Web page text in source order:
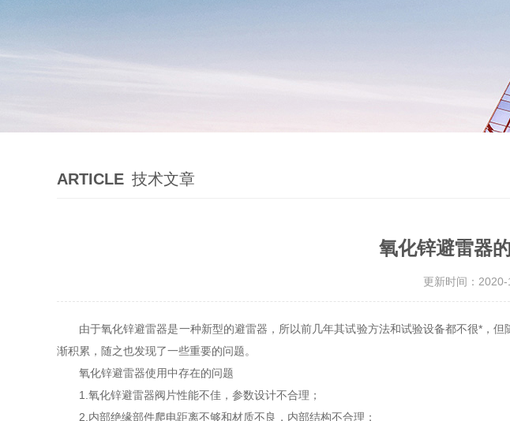
ARTICLE 技术文章
氧化锌避雷器
更新时间：
由于氧化锌避雷器是一种新型的避雷器，所以前几年其试验方法和试验设备都不很*，
渐积累，随之也发现了一些重要的问题。
氧化锌避雷器使用中存在的问题
1.氧化锌避雷器阀片性能不佳，参数设计不合理；
2.内部绝缘部件爬电距离不够和材质不良，内部结构不合理；